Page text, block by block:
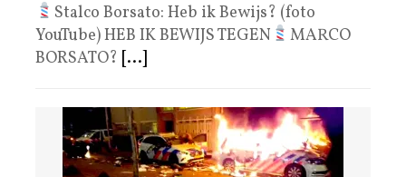
Stalco Borsato: Heb ik Bewijs? (foto
YouTube) HEB IK BEWIJS TEGEN
MARCO
BORSATO? [...]